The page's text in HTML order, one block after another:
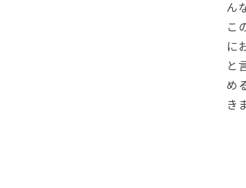
ん
こ
に
と
め
き